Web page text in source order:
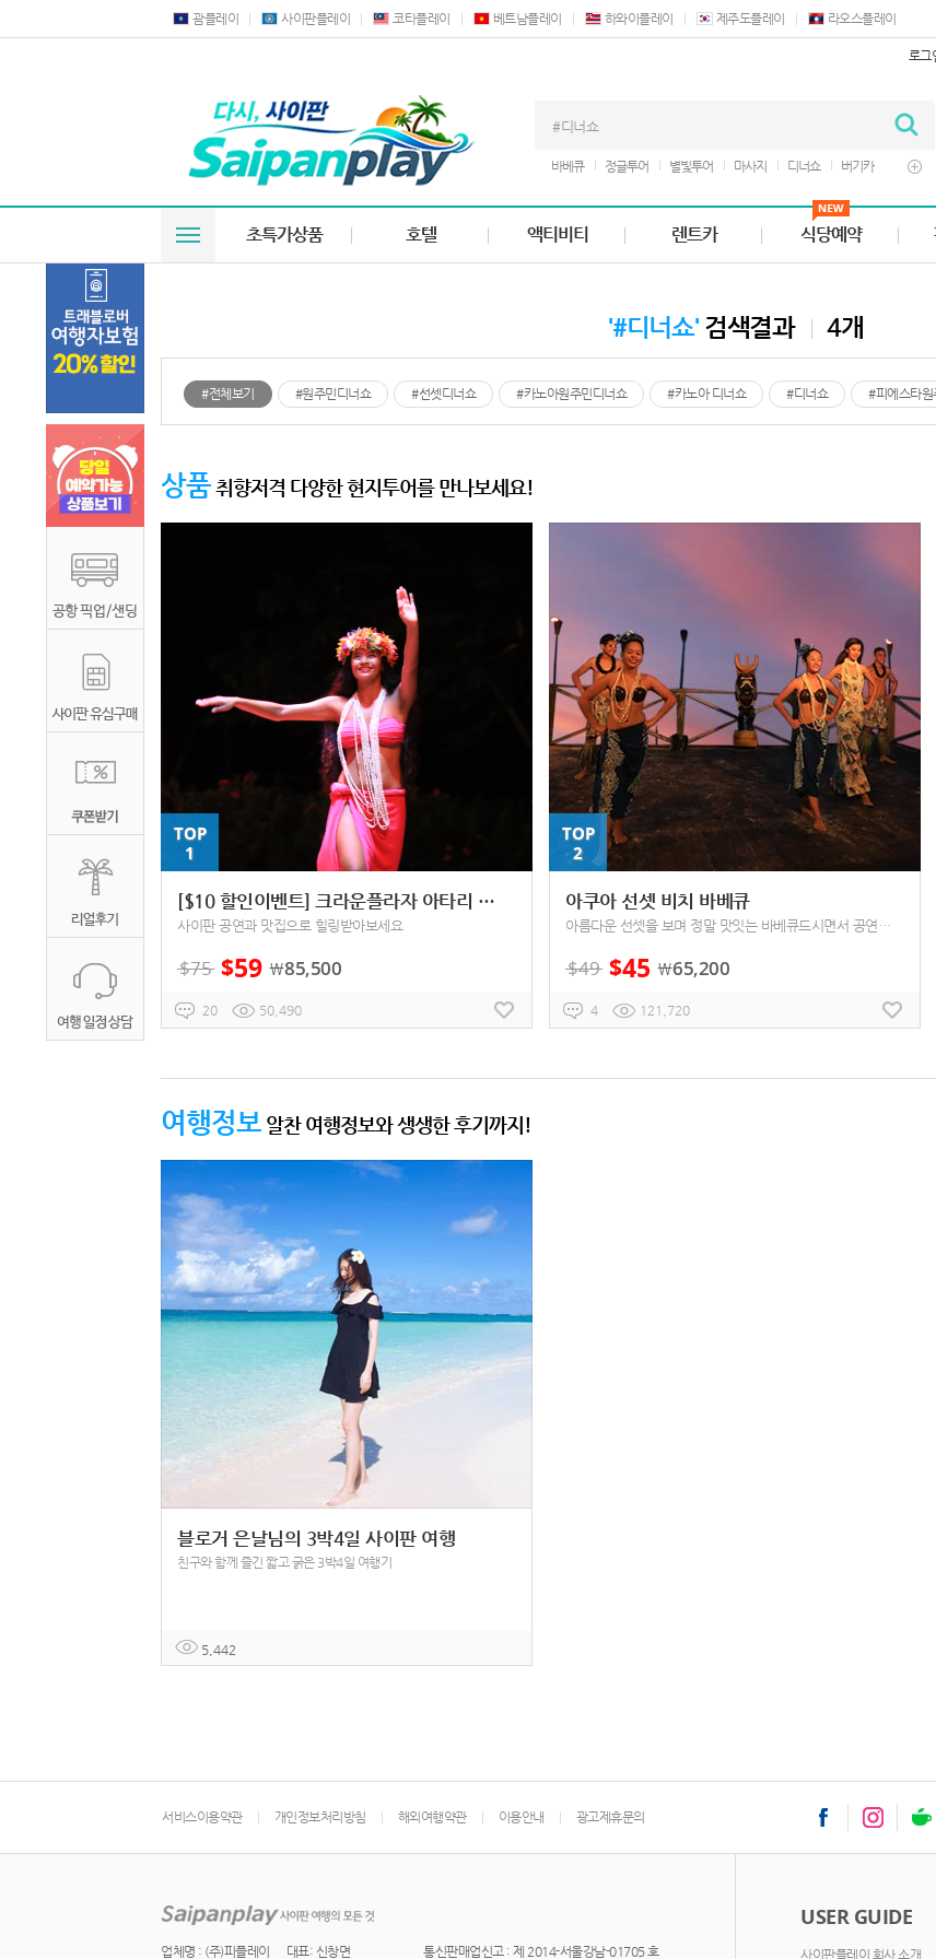
괌플레이 사이판플레이 코타플레이 베트남플레이 하와이플레이 제주도플레이 라오스플레이
로그
바베큐 정글투어 별빛투어 마사지 디너쇼
버기카
초특가상품 호텔 액티비티 렌트카 식당예약
'#디너쇼' 검색결과 4개
#전체보기 #원주민디너쇼 #선셋디너쇼 #카노아원주민디너쇼 #카노아 디너쇼 #디너쇼 #피에스타원
상품취향저격 다양한 현지투어를 만나보세요!
TOP
1
[$10 할인이벤트] 크라운플라자 아타리 디너쇼
사이판 공연과 맛집으로 힐링받아보세요
$75 $59 ￦85,500
20 50,490
TOP
2
아쿠아 선셋 비치 바베큐
아름다운 선셋을 보며 정말 맛잇는 바베큐드시면서 공연을 보세요
$49 $45 ￦65,200
4 121,720
여행정보 알찬 여행정보와 생생한 후기까지!
블로거 은날님의 3박4일 사이판 여행
친구와 함께 즐긴 짧고 굵은 3박4일 여행기
5,442
서비스이용약관 개인정보처리방침 해외여행약관 이용안내 광고제휴문의
업체명 : (주)피플레이 대표: 신창면 통신판매업신고 : 제 2014-서울강남-01705 호
USER GUIDE
사이판플레이 회사 소개